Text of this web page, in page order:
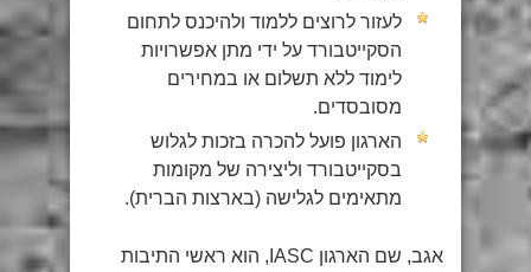
לעזור לרוצים ללמוד ולהיכנס לתחום
הסקייטבורד על ידי מתן אפשרויות
לימוד ללא תשלום או במחירים
מסובסדים.
הארגון פועל להכרה בזכות לגלוש
בסקייטבורד וליצירה של מקומות
מתאימים לגלישה (בארצות הברית).
אגב, שם הארגון IASC, הוא ראשי התיבות